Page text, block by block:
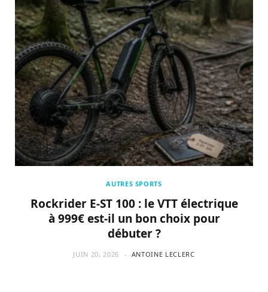
AUTRES SPORTS
Rockrider E-ST 100 : le VTT électrique
à 999€ est-il un bon choix pour
débuter ?
JUIN 20, 2026 ANTOINE LECLERC